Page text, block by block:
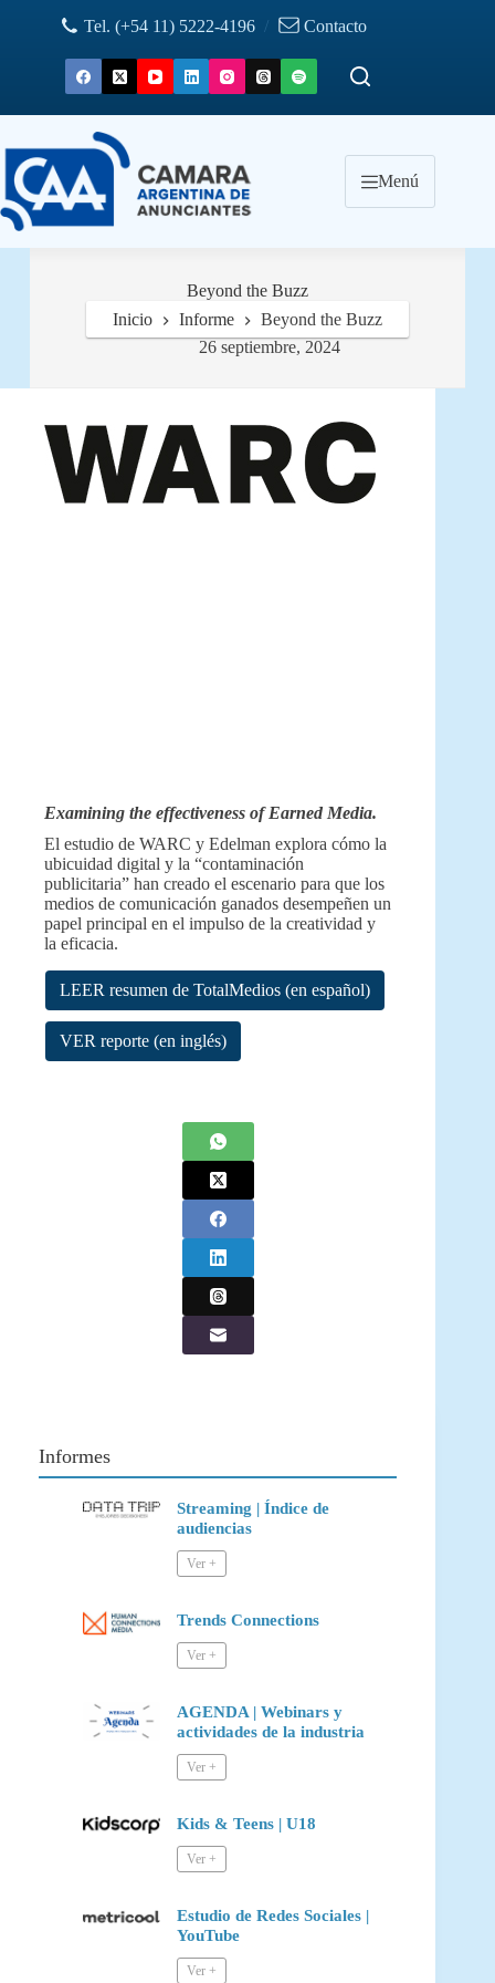
Tel. (+54 11) 5222-4196 / Contacto
Menú
Beyond the Buzz
26 septiembre, 2024
Inicio Informe Beyond the Buzz
Examining the effectiveness of Earned Media.
El estudio de WARC y Edelman explora cómo la
ubicuidad digital y la “contaminación
publicitaria” han creado el escenario para que los
medios de comunicación ganados desempeñen un
papel principal en el impulso de la creatividad y
la eficacia.
LEER resumen de TotalMedios (en español)
VER reporte (en inglés)
Informes
Streaming | Índice de
audiencias
Trends Connections
AGENDA | Webinars y
actividades de la industria
Kids & Teens | U18
Estudio de Redes Sociales |
YouTube